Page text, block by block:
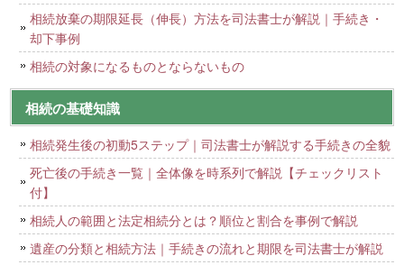
相続放棄の期限延長（伸長）方法を司法書士が解説｜手続き・
却下事例
相続の対象になるものとならないもの
相続の基礎知識
相続発生後の初動5ステップ｜司法書士が解説する手続きの全貌
死亡後の手続き一覧｜全体像を時系列で解説【チェックリスト
付】
相続人の範囲と法定相続分とは？順位と割合を事例で解説
遺産の分類と相続方法｜手続きの流れと期限を司法書士が解説